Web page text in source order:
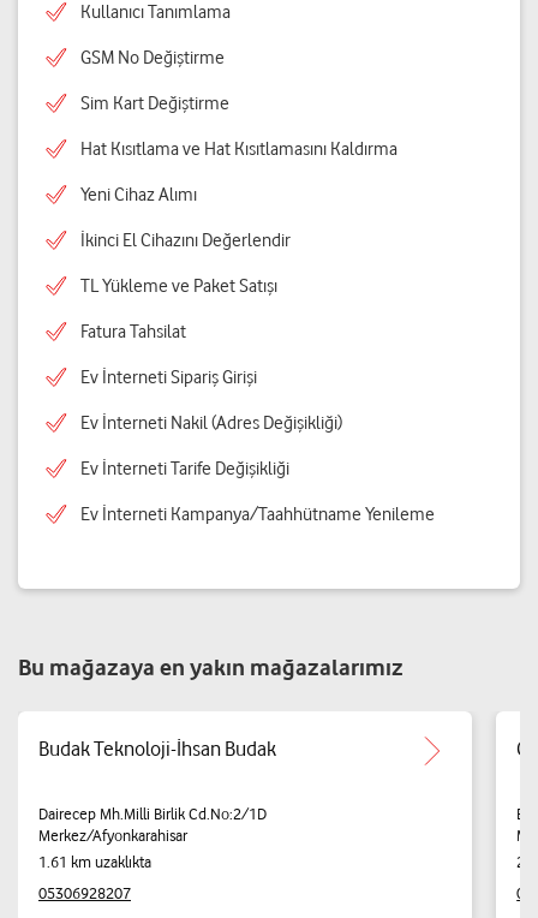
Kullanıcı Tanımlama
GSM No Değiştirme
Sim Kart Değiştirme
Hat Kısıtlama ve Hat Kısıtlamasını Kaldırma
Yeni Cihaz Alımı
İkinci El Cihazını Değerlendir
TL Yükleme ve Paket Satışı
Fatura Tahsilat
Ev İnterneti Sipariş Girişi
Ev İnterneti Nakil (Adres Değişikliği)
Ev İnterneti Tarife Değişikliği
Ev İnterneti Kampanya/Taahhütname Yenileme
Bu mağazaya en yakın mağazalarımız
Budak Teknoloji-İhsan Budak
Dairecep Mh.Milli Birlik Cd.No:2/1D
Merkez/Afyonkarahisar
1.61 km uzaklıkta
05306928207